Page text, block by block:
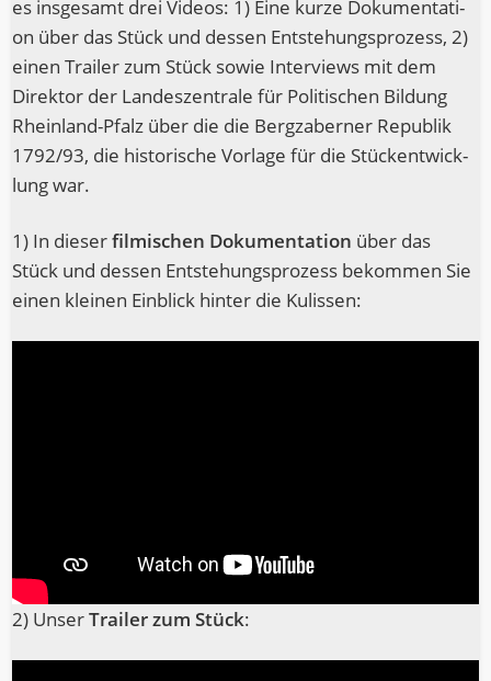
es ins­ge­samt drei Vide­os: 1) Eine kur­ze Doku­men­ta­ti­
on über das Stück und des­sen Ent­ste­hungs­pro­zess, 2)
einen Trai­ler zum Stück sowie Inter­views mit dem
Direk­tor der Lan­des­zen­tra­le für Poli­ti­schen Bil­dung
Rhein­land-Pfalz über die die Bergza­ber­ner Repu­blik
1792/93, die his­to­ri­sche Vor­la­ge für die Stück­ent­wick­
lung war.
1) In die­serfil­mi­schen Doku­men­ta­ti­on über das
Stück und des­sen Ent­ste­hungs­pro­zess bekom­men Sie
einen klei­nen Ein­blick hin­ter die Kulissen:
2) UnserTrai­ler zum Stück: